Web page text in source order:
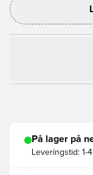
På lager på
Leveringstid: 1-